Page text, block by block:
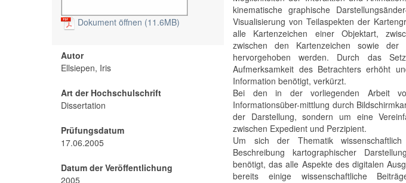
Dokument öffnen (11.6MB)
Autor
Ellsiepen, Iris
Art der Hochschulschrift
Dissertation
Prüfungsdatum
17.06.2005
Datum der Veröffentlichung
2005
kinematische graphische
Visualisierung von Teilaspekten der
alle Kartenzeichen einer Objektart,
zwischen den Kartenzeichen sowie
hervorgehoben werden. Durch das
Aufmerksamkeit des Betrachters erhöht
Information benötigt, verkürzt.
Bei den in der vorliegenden Arbeit
Informationsüber-mittlung durch
der Darstellung, sondern um eine
zwischen Expedient und Perzipient.
Um sich der Thematik
Beschreibung kartographischer
benötigt, das alle Aspekte des digitalen
bereits einige wissenschaftliche